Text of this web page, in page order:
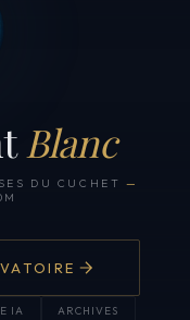
Blanc
DU CUCHET —
IA ARCHIVES